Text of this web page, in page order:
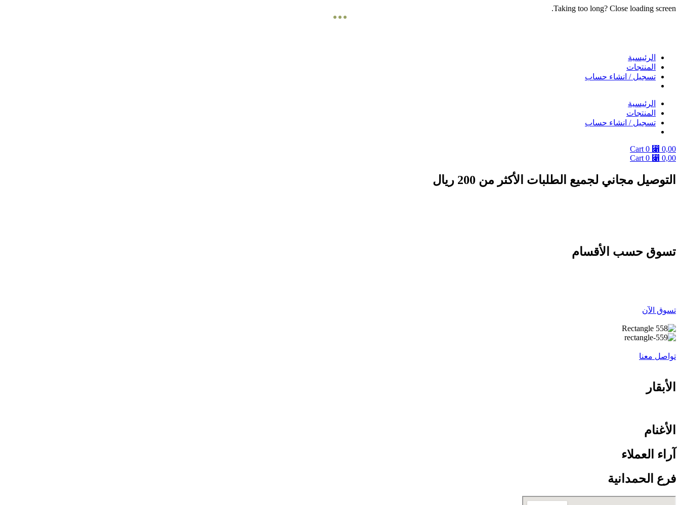
Taking too long? Close loading screen.
content الرئيسية
المنتجات
تسجيل / انشاء حساب
الرئيسية
المنتجات
تسجيل / انشاء حساب
⃁ 0,00
0
Cart
⃁ 0,00
0
Cart
التوصيل مجاني لجميع الطلبات الأكثر من 200 ريال
تسوق حسب الأقسام
تسوق الآن
تواصل معنا
الأبقار
الأغنام
آراء العملاء
فرع الحمدانية